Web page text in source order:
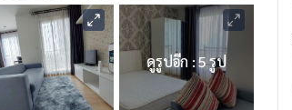
ดูรูปอีก : 5 รูป